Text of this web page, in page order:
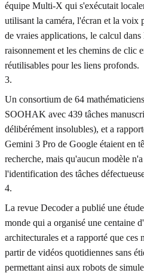
équipe Multi-X qui s'exécutait
utilisant la caméra, l'écran et la voix
de vraies applications, le calcul
raisonnement et les chemins de clic
réutilisables pour les liens profonds.
3.
Un consortium de 64
SOOHAK avec 439 tâches
délibérément insolubles), et a
Gemini 3 Pro de Google étaient en
recherche, mais qu'aucun modèle
l'identification des tâches
4.
La revue Decoder a publié une
monde qui a organisé une centaine
architecturales et a rapporté que ces
partir de vidéos quotidiennes sans
permettant ainsi aux robots de